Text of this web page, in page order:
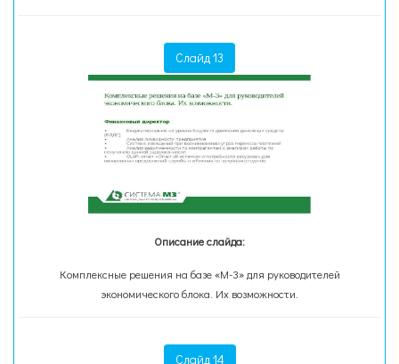
Слайд 13
Описание слайда:
Комплексные решения на базе «М-3» для руководителей
экономического блока. Их возможности.
Слайд 14